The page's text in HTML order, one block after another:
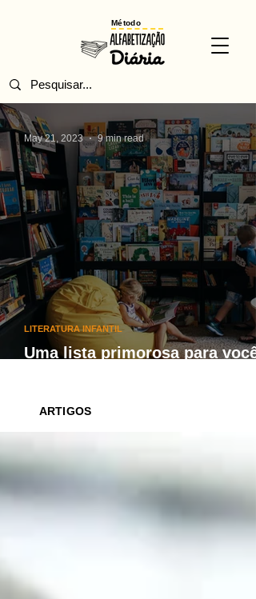
Método
Uma lista primorosa para você
LITERATURA INFANTIL
May 21, 2023 9 min read
ARTIGOS